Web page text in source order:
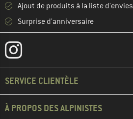
Ajout de produits à la liste d'envies
Surprise d'anniversaire
SERVICE CLIENTÈLE
À PROPOS DES ALPINISTES